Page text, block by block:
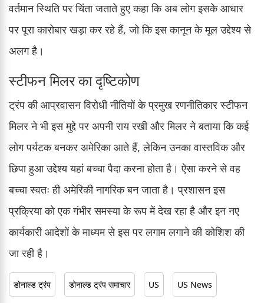
वर्तमान स्थिति पर चिंता जताते हुए कहा कि अब लोग इसके आधार
पर पूरा कारोबार खड़ा कर रहे हैं, जो कि इस कानून के मूल उद्देश्य से
अलग है।
स्टीफन मिलर का दृष्टिकोण
ट्रंप की आप्रवासन विरोधी नीतियों के प्रमुख रणनीतिकार स्टीफन
मिलर ने भी इस मुद्दे पर अपनी राय रखी और मिलर ने बताया कि कई
लोग पर्यटक बनकर अमेरिका आते हैं, लेकिन उनका वास्तविक और
छिपा हुआ उद्देश्य यहां बच्चा पैदा करना होता है। ऐसा करने से वह
बच्चा स्वतः ही अमेरिकी नागरिक बन जाता है। प्रशासन इस
प्रक्रिया को एक गंभीर समस्या के रूप में देख रहा है और इन नए
कार्यकारी आदेशों के माध्यम से इस पर लगाम लगाने की कोशिश की
जा रही है।
डोनाल्ड ट्रंप डोनाल्ड ट्रंप समाचार US US News